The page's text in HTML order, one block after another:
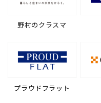
野村のクラスマ
プラウドフラット